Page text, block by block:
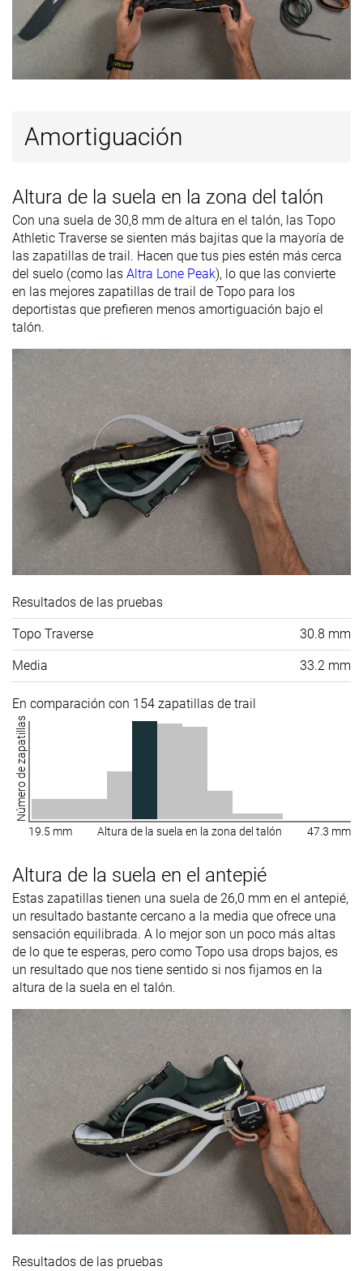
disponibles
Ancho
Estación
Todas las
estaciones
Verano
Todas las
estaciones
estaciones
insole
Impermeabilización
agua
agua
Clasificación #180 Top 49% #252 32% inferior #15 Top 5%
Popularidad #219 41% inferior #328 12% inferior #168
Amortiguación
Altura de la suela en la zona del talón
Con una suela de 30,8 mm de altura en el talón, las Topo
Athletic Traverse se sienten más bajitas que la mayoría de
las zapatillas de trail. Hacen que tus pies estén más cerca
del suelo (como las Altra Lone Peak), lo que las convierte
en las mejores zapatillas de trail de Topo para los
deportistas que prefieren menos amortiguación bajo el
talón.
Resultados de las pruebas
Topo Traverse 30.8 mm
Media 33.2 mm
En comparación con 154 zapatillas de trail
Número de zapatillas
19.5 mm Altura de la suela en la zona del talón 47.3 mm
Altura de la suela en el antepié
Estas zapatillas tienen una suela de 26,0 mm en el antepié,
un resultado bastante cercano a la media que ofrece una
sensación equilibrada. A lo mejor son un poco más altas
de lo que te esperas, pero como Topo usa drops bajos, es
un resultado que nos tiene sentido si nos fijamos en la
altura de la suela en el talón.
Resultados de las pruebas